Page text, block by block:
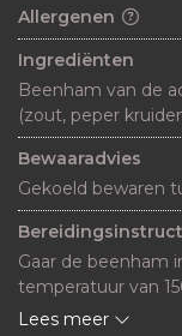
Allergenen
Ingrediënten
Beenham van de
Bewaaradvies
Gekoeld bewaren
Gaar de beenham
temperatuur van
65-70gr
Lees meer